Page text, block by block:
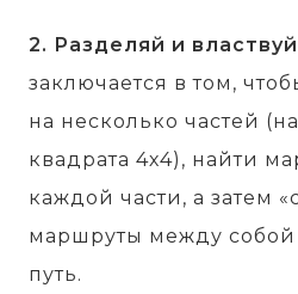
2. Разделяй и
заключается в том,
на несколько частей
квадрата 4х4), найти
каждой части, а затем
маршруты между
путь.